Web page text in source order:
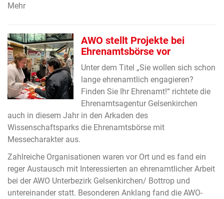
Mehr
AWO stellt Projekte bei
Ehrenamtsbörse vor
Unter dem Titel „Sie wollen sich schon
lange ehrenamtlich engagieren?
Finden Sie Ihr Ehrenamt!“ richtete die
Ehrenamtsagentur Gelsenkirchen
auch in diesem Jahr in den Arkaden des
Wissenschaftsparks die Ehrenamtsbörse mit
Messecharakter aus.
Zahlreiche Organisationen waren vor Ort und es fand ein
reger Austausch mit Interessierten an ehrenamtlicher Arbeit
bei der AWO Unterbezirk Gelsenkirchen/ Bottrop und
untereinander statt. Besonderen Anklang fand die AWO-